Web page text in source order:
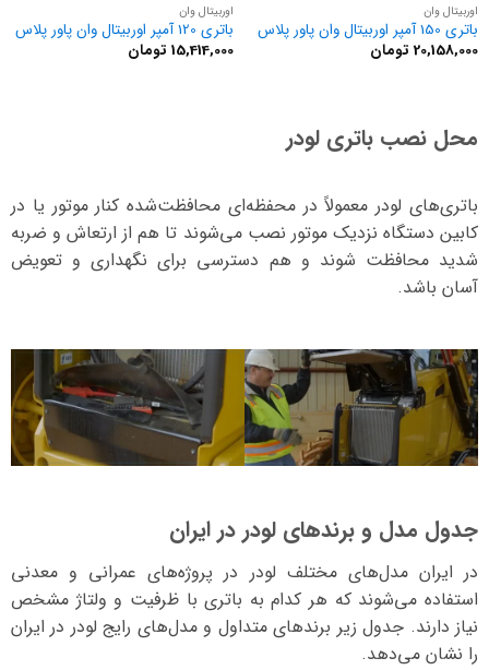
اوربیتال وان
باتری 150 آمپر اوربیتال وان پاور پلاس
20,158,000 تومان
اوربیتال وان
باتری 120 آمپر اوربیتال وان پاور پلاس
15,414,000 تومان
محل نصب باتری لودر
باتری‌های لودر معمولاً در محفظه‌ای محافظت‌شده کنار موتور یا در
کابین دستگاه نزدیک موتور نصب می‌شوند تا هم از ارتعاش و ضربه
شدید محافظت شوند و هم دسترسی برای نگهداری و تعویض
آسان باشد.
جدول مدل و برند‌های لودر در ایران
در ایران مدل‌های مختلف لودر در پروژه‌های عمرانی و معدنی
استفاده می‌شوند که هر کدام به باتری با ظرفیت و ولتاژ مشخص
نیاز دارند. جدول زیر برندهای متداول و مدل‌های رایج لودر در ایران
را نشان می‌دهد.